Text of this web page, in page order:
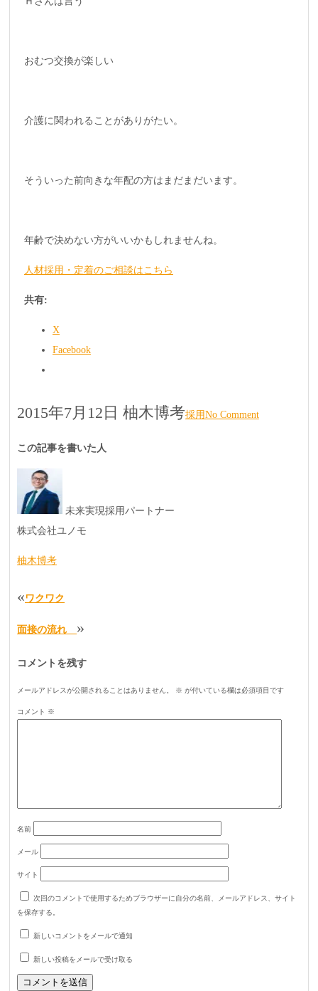
おむつ交換が楽しい
介護に関われることがありがたい。
そういった前向きな年配の方はまだまだいます。
年齢で決めない方がいいかもしれませんね。
人材採用・定着のご相談はこちら
共有:
X
Facebook
2015年7月12日 柚木博考採用No Comment
この記事を書いた人
未来実現採用パートナー
株式会社ユノモ
柚木博考
«ワクワク
面接の流れ »
コメントを残す
メールアドレスが公開されることはありません。 ※ が付いている欄は必須項目です
コメント ※
名前
メール
サイト
次回のコメントで使用するためブラウザーに自分の名前、メールアドレス、サイト
を保存する。
新しいコメントをメールで通知
新しい投稿をメールで受け取る